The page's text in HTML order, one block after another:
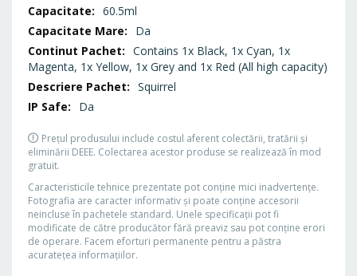
60.5ml
Da
Contains 1x Black, 1x Cyan, 1x
Magenta, 1x Yellow, 1x Grey and 1x Red (All high capacity)
Squirrel
Da
Prețul produsului include costul aferent colectării, tratării și
eliminării DEEE. Colectarea acestor produse se realizează în mod
gratuit.
Caracteristicile tehnice prezentate pot conţine mici inadvertenţe.
Fotografia are caracter informativ şi poate conţine accesorii
neincluse în pachetele standard. Unele specificaţii pot fi
modificate de către producător fără preaviz sau pot conţine erori
de operare. Facem eforturi permanente pentru a păstra
acurateţea informaţiilor.